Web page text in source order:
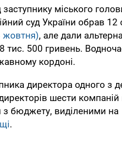
міського
суд України обрав 12
жовтня), але дали
тис. 500 гривень.
кордоні.
директора одного з
шести
з бюджету, виділеними на
.